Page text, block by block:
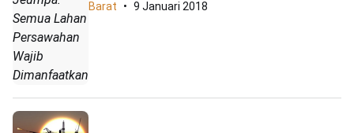
Semua Lahan
Persawahan
Wajib
Dimanfaatkan
Barat 9 Januari 2018